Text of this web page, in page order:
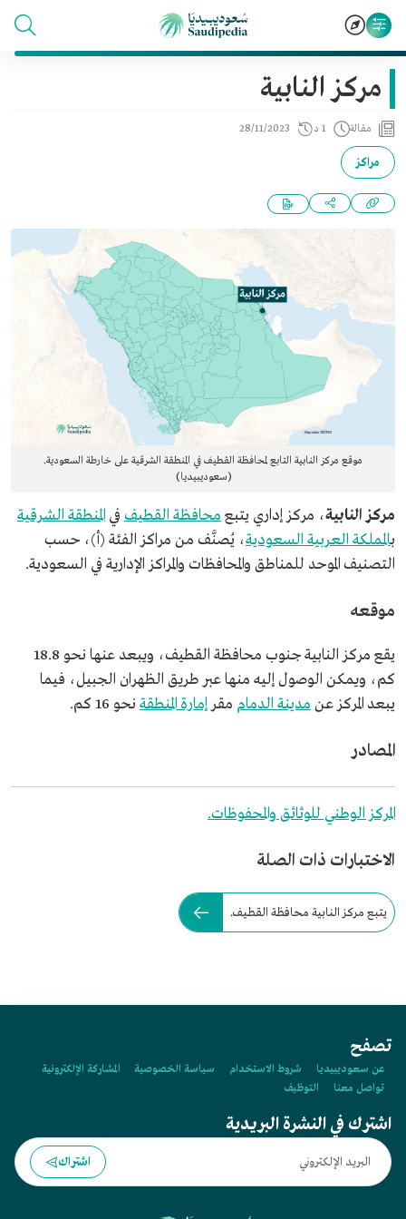
مركز النابية
مقالة 1 د 28/11/2023
مراكز
موقع مركز النابية التابع لمحافظة القطيف في المنطقة الشرقية على خارطة السعودية.
(سعوديبيديا)
مركز النابية، مركز إداري يتبع محافظة القطيف في المنطقة الشرقية
بالمملكة العربية السعودية، يُصنَّف من مراكز الفئة (أ)، حسب
التصنيف الموحد للمناطق والمحافظات والمراكز الإدارية في السعودية.
موقعه
يقع مركز النابية جنوب محافظة القطيف، ويبعد عنها نحو 18.8
كم، ويمكن الوصول إليه منها عبر طريق الظهران الجبيل، فيما
يبعد المركز عن مدينة الدمام مقر إمارة المنطقة نحو 16 كم.
المصادر
المركز الوطني للوثائق والمحفوظات.
الاختبارات ذات الصلة
يتبع مركز النابية محافظة القطيف.
تصفح
عن سعوديبيديا شروط الاستخدام سياسة الخصوصية
المشاركة الإلكترونية
تواصل معنا
التوظيف
اشترك في النشرة البريدية
اشتراك